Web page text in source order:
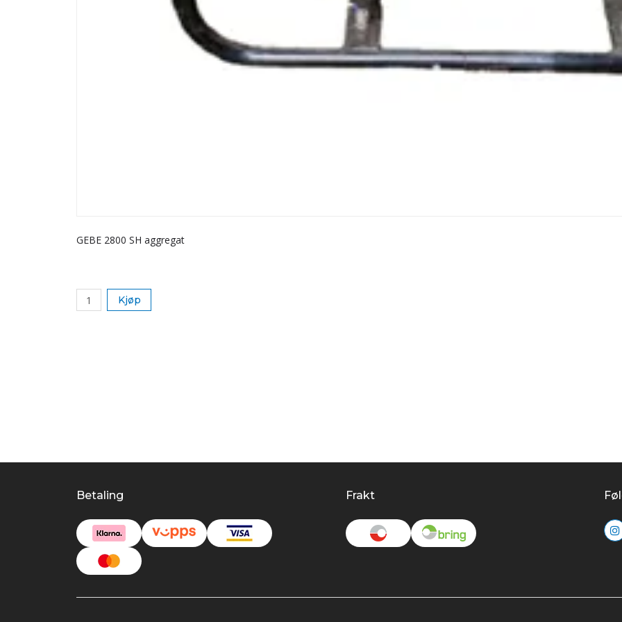
GEBE 2800 SH aggregat
Kjøp
Betaling Frakt